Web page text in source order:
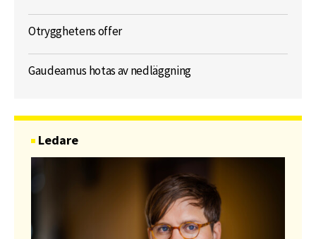
Otrygghetens offer
Gaudeamus hotas av nedläggning
Ledare